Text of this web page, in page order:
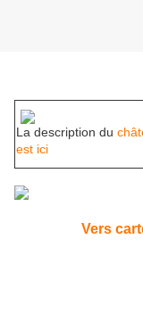
La description du
est ici
Vers